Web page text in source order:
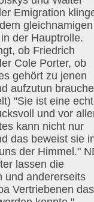
Emigration
gleichnamigen
der Hauptrolle.
ob Friedrich
Cole Porter, ob
gehört zu jenen
aufzutun
"Sie ist eine
und vor
kann nicht nur
das beweist sie
der Himmel."
lassen die
und andererseits
Vertriebenen das